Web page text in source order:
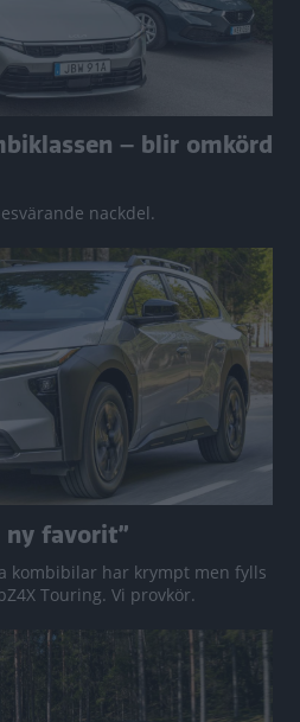
– blir omkörd
nackdel.
ny favorit”
kombibilar har krympt men fylls
Touring. Vi provkör.